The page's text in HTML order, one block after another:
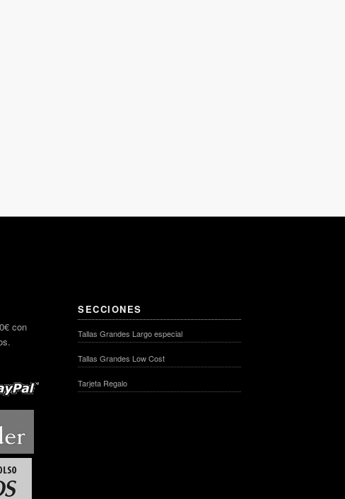
con
SECCIONES
Tallas Grandes Largo especial
Tallas Grandes Low Cost
Tarjeta Regalo